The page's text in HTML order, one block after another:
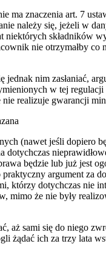
ma znaczenia art. 7
należy się, jeżeli w
niektórych składników
nie otrzymałby co
jednak nim zasłaniać,
w tej regulacji
realizuje gwarancji
(nawet jeśli dopiero
dotychczas
będzie lub już jest
argument za
którzy dotychczas nie
mimo że nie były
aż sami się do niego
żądać ich za trzy lata